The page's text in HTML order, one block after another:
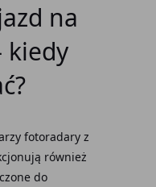
na
kiedy
fotoradary z
również
do